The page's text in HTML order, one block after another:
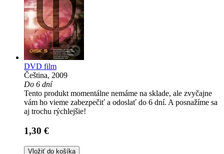
DVD film
Čeština, 2009
Do 6 dní
Tento produkt momentálne nemáme na sklade, ale zvyčajne
vám ho vieme zabezpečiť a odoslať do 6 dní. A posnažíme sa
aj trochu rýchlejšie!
1,30 €
Vložiť do košíka